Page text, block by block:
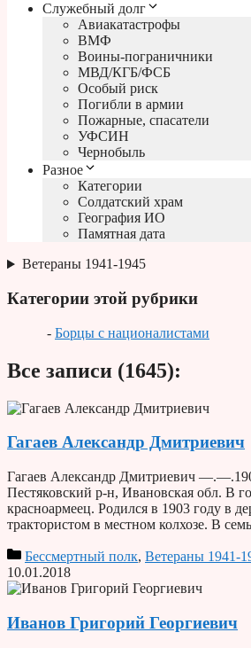
Служебный долг
Авиакатастрофы
ВМФ
Воины-пограничники
МВД/КГБ/ФСБ
Особый риск
Погибли в армии
Пожарные, спасатели
УФСИН
Чернобыль
Разное
Категории
Солдатский храм
География ИО
Памятная дата
Ветераны 1941-1945
Категории этой рубрики
- Борцы с националистами
Все записи (1645):
Гагаев Александр Дмитриевич
Гагаев Александр Дмитриевич
Пестяковский р-н, Ивановская обл. В
красноармеец. Родился в 1903 году в
трактористом в местном колхозе. В
Бессмертный полк, Ветераны 1941-
10.01.2018
Иванов Григорий Георгиевич